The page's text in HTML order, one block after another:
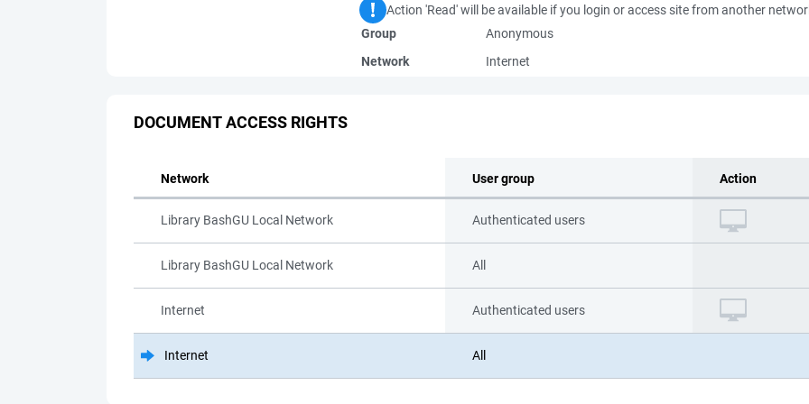
Action 'Read' will be available if you login or access site from another
Group
Anonymous
Network
Internet
DOCUMENT ACCESS RIGHTS
Network User group Action
Library BashGU Local Network Authenticated users
Library BashGU Local Network All
Internet Authenticated users
Internet All